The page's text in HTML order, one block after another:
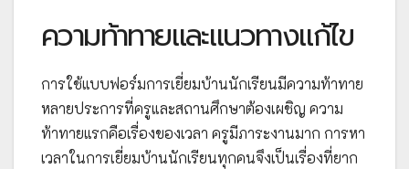
ความท้าทายและแนวทางแก้ไข
การใช้แบบฟอร์มการเยี่ยมบ้านนักเรียนมีความท้าทาย
หลายประการที่ครูและสถานศึกษาต้องเผชิญ ความ
ท้าทายแรกคือเรื่องของเวลา ครูมีภาระงานมาก การหา
เวลาในการเยี่ยมบ้านนักเรียนทุกคนจึงเป็นเรื่องที่ยาก